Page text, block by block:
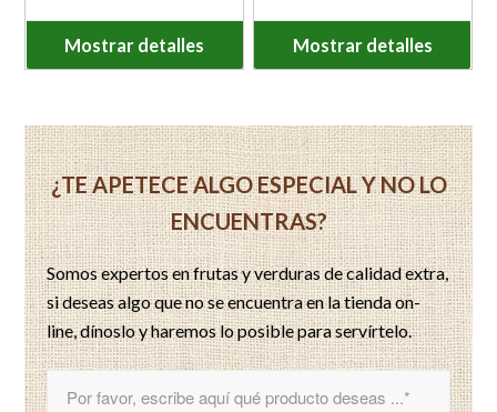
Mostrar detalles Mostrar detalles
¿TE APETECE ALGO ESPECIAL Y NO LO
ENCUENTRAS?
Somos expertos en frutas y verduras de calidad extra,
si deseas algo que no se encuentra en la tienda on-
line, dínoslo y haremos lo posible para servírtelo.